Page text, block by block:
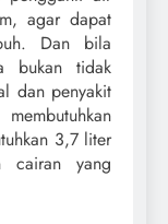
agar dapat
Dan bila
bukan tidak
dan penyakit
3,7 liter
cairan yang